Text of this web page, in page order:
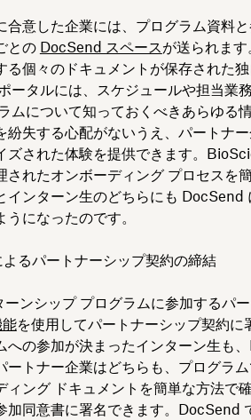
合意した企業には、プログラム資料
との DocSend スペースが送られま
る個々のドキュメントが保存された
ータルには、スケジュールや担当業
ムについて知っておくべきあらゆる
紛失する心配がないうえ、パートナ
ズされた体験を提供できます。
されたオンボーディング プロセスを
インターン生のどちらにも DocSend
になったのです。
るパートナーシップ契約の締結
ンシップ プログラムに参加するパー
を使用してパートナーシップ契約に
への参加が決まったインターン生も
ートナー企業はどちらも、プログラ
ィング ドキュメントを簡単な方法で
加同意書に署名できます。DocSend